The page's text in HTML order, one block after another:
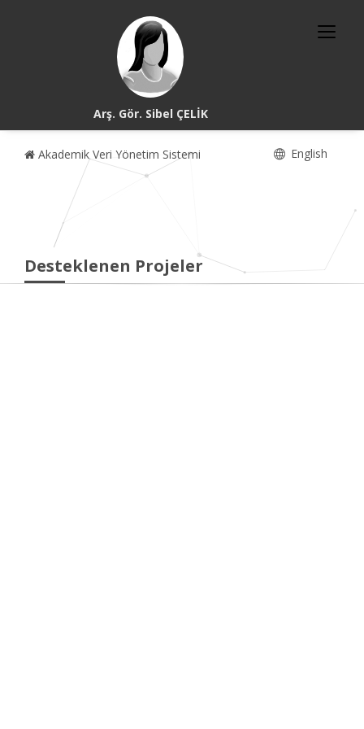
Arş. Gör. Sibel ÇELİK
Akademik Veri Yönetim Sistemi English
Desteklenen Projeler